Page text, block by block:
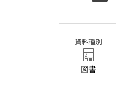
資料種別
図書